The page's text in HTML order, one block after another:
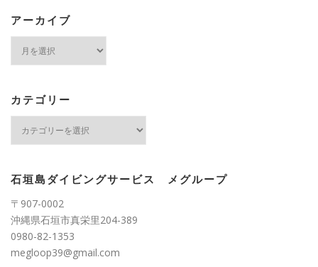
アーカイブ
ブ
カテゴリー
ー
石垣島ダイビングサービス メグループ
〒907-0002
沖縄県石垣市真栄里204-389
0980-82-1353
megloop39@gmail.com